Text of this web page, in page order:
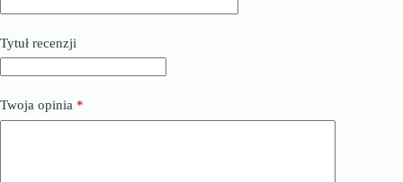
Tytuł recenzji
Twoja opinia *